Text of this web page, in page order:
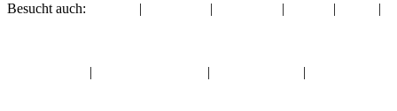
Besucht auch: | | | |
|
| | |